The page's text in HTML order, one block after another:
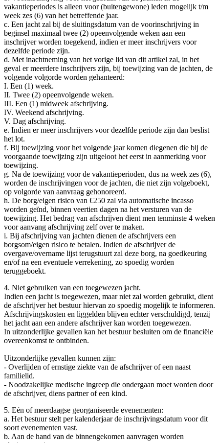
vakantieperiodes is alleen voor (buitengewone) leden mogelijk t/m
week zes (6) van het betreffende jaar.
c. Een jacht zal bij de sluitingsdatum van de voorinschrijving in
beginsel maximaal twee (2) opeenvolgende weken aan een
inschrijver worden toegekend, indien er meer inschrijvers voor
dezelfde periode zijn.
d. Met inachtneming van het vorige lid van dit artikel zal, in het
geval er meerdere inschrijvers zijn, bij toewijzing van de jachten, de
volgende volgorde worden gehanteerd:
I. Een (1) week.
II. Twee (2) opeenvolgende weken.
III. Een (1) midweek afschrijving.
IV. Weekend afschrijving.
V. Dag afschrijving.
e. Indien er meer inschrijvers voor dezelfde periode zijn dan beslist
het lot.
f. Bij toewijzing voor het volgende jaar komen diegenen die bij de
voorgaande toewijzing zijn uitgeloot het eerst in aanmerking voor
toewijzing.
g. Na de toewijzing voor de vakantieperioden, dus na week zes (6),
worden de inschrijvingen voor de jachten, die niet zijn volgeboekt,
op volgorde van aanvraag gehonoreerd.
h. De borg/eigen risico van €250 zal via automatische incasso
worden geïnd, binnen veertien dagen na het versturen van de
toewijzing. Het bedrag van afschrijven dient men tenminste 4 weken
voor aanvang afschrijving zelf over te maken.
i. Bij afschrijving van jachten dienen de afschrijvers een
borgsom/eigen risico te betalen. Indien de afschrijver de
overgave/overname lijst terugstuurt zal deze borg, na goedkeuring
en/of na een eventuele verrekening, zo spoedig worden
teruggeboekt.
4. Niet gebruiken van een toegewezen jacht.
Indien een jacht is toegewezen, maar niet zal worden gebruikt, dient
de afschrijver het bestuur hiervan zo spoedig mogelijk te informeren.
Afschrijvingskosten en liggelden blijven echter verschuldigd, tenzij
het jacht aan een andere afschrijver kan worden toegewezen.
In uitzonderlijke gevallen kan het bestuur besluiten om de financiële
overeenkomst te ontbinden.
Uitzonderlijke gevallen kunnen zijn:
- Overlijden of ernstige ziekte van de afschrijver of een naast
familielid.
- Noodzakelijke medische ingreep die ondergaan moet worden door
de afschrijver, diens partner of een kind.
5. Eén of meerdaagse georganiseerde evenementen:
a. Het bestuur stelt per kalenderjaar de inschrijvingsdatum voor dit
soort evenementen vast.
b. Aan de hand van de binnengekomen aanvragen worden